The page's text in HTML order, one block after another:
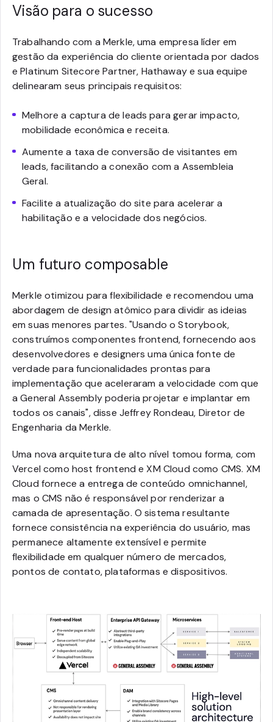
Visão para o sucesso
Trabalhando com a Merkle, uma empresa líder em
gestão da experiência do cliente orientada por dados
e Platinum Sitecore Partner, Hathaway e sua equipe
delinearam seus principais requisitos:
Melhore a captura de leads para gerar impacto,
mobilidade econômica e receita.
Aumente a taxa de conversão de visitantes em
leads, facilitando a conexão com a Assembleia
Geral.
Facilite a atualização do site para acelerar a
habilitação e a velocidade dos negócios.
Um futuro composable
Merkle otimizou para flexibilidade e recomendou uma
abordagem de design atômico para dividir as ideias
em suas menores partes. "Usando o Storybook,
construímos componentes frontend, fornecendo aos
desenvolvedores e designers uma única fonte de
verdade para funcionalidades prontas para
implementação que aceleraram a velocidade com que
a General Assembly poderia projetar e implantar em
todos os canais", disse Jeffrey Rondeau, Diretor de
Engenharia da Merkle.
Uma nova arquitetura de alto nível tomou forma, com
Vercel como host frontend e XM Cloud como CMS. XM
Cloud fornece a entrega de conteúdo omnichannel,
mas o CMS não é responsável por renderizar a
camada de apresentação. O sistema resultante
fornece consistência na experiência do usuário, mas
permanece altamente extensível e permite
flexibilidade em qualquer número de mercados,
pontos de contato, plataformas e dispositivos.